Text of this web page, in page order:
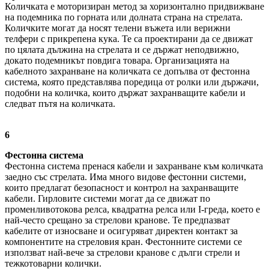
Количката е моторизиран метод за хоризонтално придвижване
на подемника по горната или долната страна на стрелата.
Количките могат да носят телени въжета или верижни
телфери с прикрепена кука. Те са проектирани да се движат
по цялата дължина на стрелата и се държат неподвижно,
докато подемникът повдига товара. Организацията на
кабелното захранване на количката се допълва от фестонна
система, която представлява поредица от ролки или държачи,
подобни на количка, които държат захранващите кабели и
следват пътя на количката.
6
Фестонна система
Фестонна система пренася кабели и захранване към количката
заедно със стрелата. Има много видове фестонни системи,
които предлагат безопасност и контрол на захранващите
кабели. Гирловите системи могат да се движат по
променливотокова релса, квадратна релса или I-греда, което е
най-често срещано за стрелови кранове. Те предпазват
кабелите от износване и осигуряват директен контакт за
компонентите на стреловия кран. Фестонните системи се
използват най-вече за стрелови кранове с дълги стрели и
тежкотоварни колички.